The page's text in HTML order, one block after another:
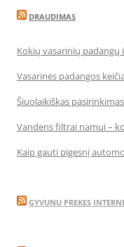
DRAUDIMAS
Kokių vasarinių padangų
Vasarinės padangos
Šiuolaikiškas
Vandens filtrai namui –
Kaip gauti pigesnį
GYVUNU PREKES